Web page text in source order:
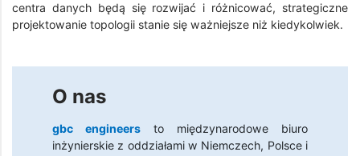
centra danych będą się rozwijać i różnicować, strategiczne
projektowanie topologii stanie się ważniejsze niż kiedykolwiek.
O nas
gbc engineers to międzynarodowe biuro
inżynierskie z oddziałami w Niemczech, Polsce i